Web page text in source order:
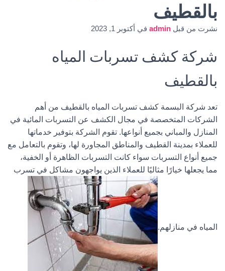
بالقطيف
نشرت من قبل admin في أكتوبر 1, 2023
شركة كشف تسربات المياه
بالقطيف
تعد شركة البسمة كشف تسربات المياه بالقطيف من أهم
الشركات المتخصصة في مجال الكشف عن التسربات المائية في
المنازل والمباني بجميع أنواعها. تقوم الشركة بتوفير خدماتها
للعملاء بمدينة القطيف والمناطق المجاورة لها، وتقوم بالتعامل مع
جميع أنواع التسربات سواء كانت التسربات الظاهرة أو الخفية،
مما يجعلها خيارًا مثاليًا للعملاء الذين يواجهون مشاكل في تسرب
المياه في منازلهم.